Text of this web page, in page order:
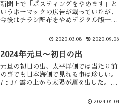
新聞上で「ポスティングをやめます」と
いうホーマックの広告が載っていたが、
今後はチラシ配布をやめデジタル版一本
は、その様な時代の流れによるものだ。
は無用なモノかもしれない。
2020.03.08 2020.09.06
2024年元旦〜初日の出
元旦の初日の出、太平洋側では当たり前
の事でも日本海側で見れる事は珍しい。
7：37 雲の上から太陽が頭を出した。今
世界で何とも不気味な感覚になった。こ
2024.01.04